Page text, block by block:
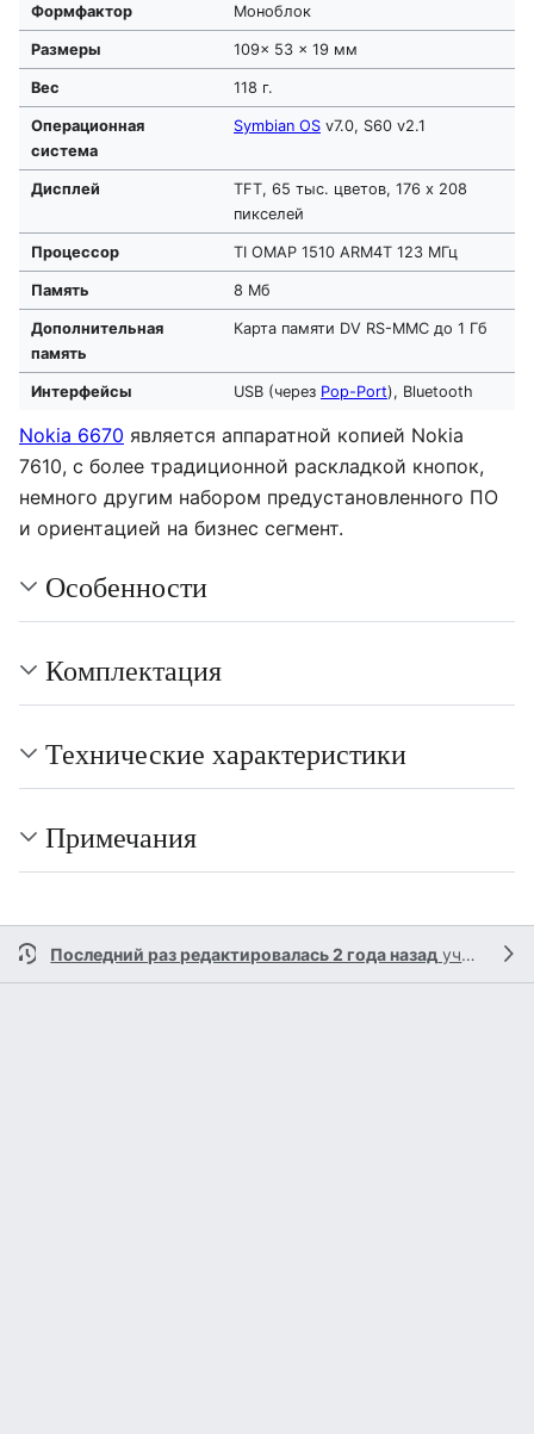
Формфактор Моноблок
Размеры 109× 53 × 19 мм
Вес 118 г.
Операционная
система
Symbian OS v7.0, S60 v2.1
Дисплей
TFT, 65 тыс. цветов, 176 x 208
пикселей
Процессор TI OMAP 1510 ARM4T 123 МГц
Память 8 Мб
Дополнительная
память
Карта памяти DV RS-MMC до 1 Гб
Интерфейсы USB (через Pop-Port), Bluetooth
Nokia 6670 является аппаратной копией Nokia
7610, с более традиционной раскладкой кнопок,
немного другим набором предустановленного ПО
и ориентацией на бизнес сегмент.
Особенности
Комплектация
Технические характеристики
Примечания
Последний раз редактировалась 2 года назад участником